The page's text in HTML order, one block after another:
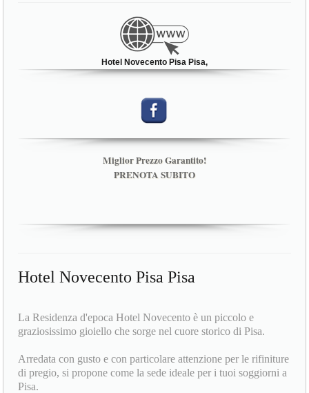
Hotel Novecento Pisa Pisa,
Miglior Prezzo Garantito!
PRENOTA SUBITO
Hotel Novecento Pisa Pisa
La Residenza d'epoca Hotel Novecento è un piccolo e
graziosissimo gioiello che sorge nel cuore storico di Pisa.
Arredata con gusto e con particolare attenzione per le rifiniture
di pregio, si propone come la sede ideale per i tuoi soggiorni a
Pisa.